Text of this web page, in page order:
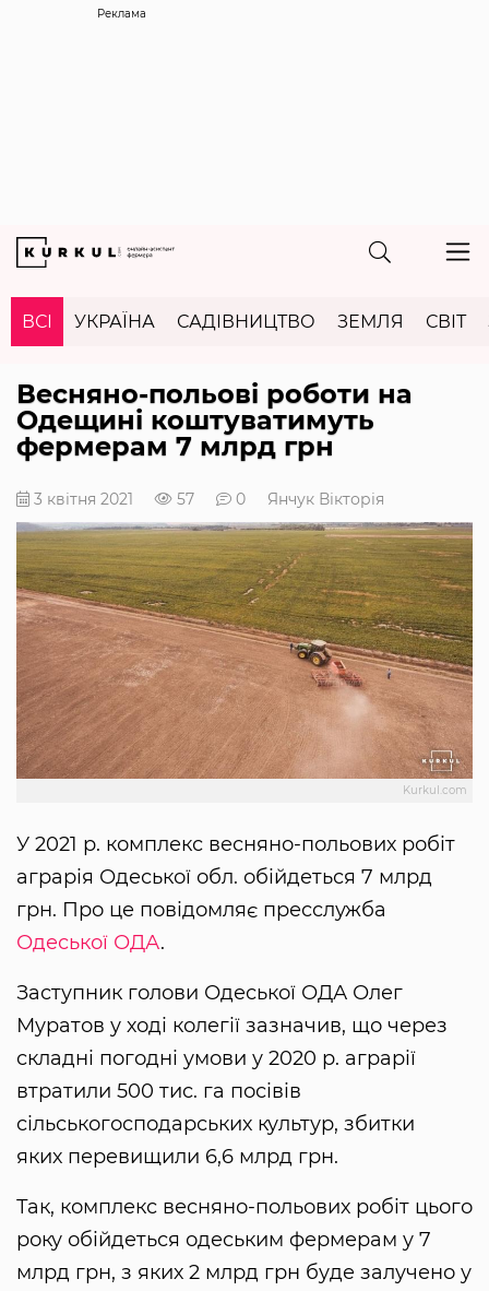
Реклама
ВСІ УКРАЇНА САДІВНИЦТВО ЗЕМЛЯ СВІТ
Весняно-польові роботи на
Одещині коштуватимуть
фермерам 7 млрд грн
3 квітня 2021 57 0 Янчук Вікторія
Kurkul.com
У 2021 р. комплекс весняно-польових робіт
аграрія Одеської обл. обійдеться 7 млрд
грн. Про це повідомляє пресслужба
Одеської ОДА.
Заступник голови Одеської ОДА Олег
Муратов у ході колегії зазначив, що через
складні погодні умови у 2020 р. аграрії
втратили 500 тис. га посівів
сільськогосподарських культур, збитки
яких перевищили 6,6 млрд грн.
Так, комплекс весняно-польових робіт цього
року обійдеться одеським фермерам у 7
млрд грн, з яких 2 млрд грн буде залучено у